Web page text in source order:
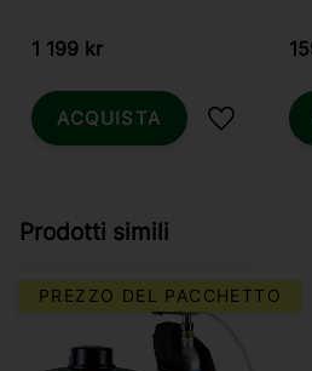
1 199kr
Aggiungi
ACQUISTA
Prodotti simili
PREZZO DEL PACCHETTO